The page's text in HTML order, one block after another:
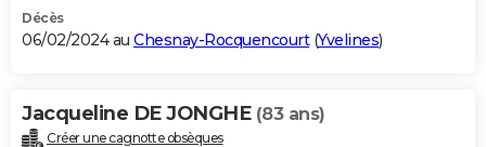
Décès
06/02/2024 au Chesnay-Rocquencourt(Yvelines)
Jacqueline DE JONGHE (83 ans)
Créer une cagnotte obsèques